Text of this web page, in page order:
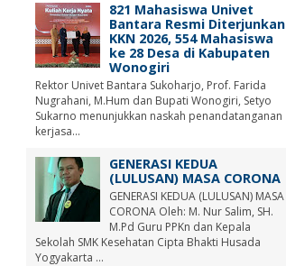
821 Mahasiswa Univet
Bantara Resmi Diterjunkan
KKN 2026, 554 Mahasiswa
ke 28 Desa di Kabupaten
Wonogiri
Rektor Univet Bantara Sukoharjo, Prof. Farida
Nugrahani, M.Hum dan Bupati Wonogiri, Setyo
Sukarno menunjukkan naskah penandatanganan
kerjasa...
GENERASI KEDUA
(LULUSAN) MASA CORONA
GENERASI KEDUA (LULUSAN) MASA
CORONA Oleh: M. Nur Salim, SH.
M.Pd Guru PPKn dan Kepala
Sekolah SMK Kesehatan Cipta Bhakti Husada
Yogyakarta ...